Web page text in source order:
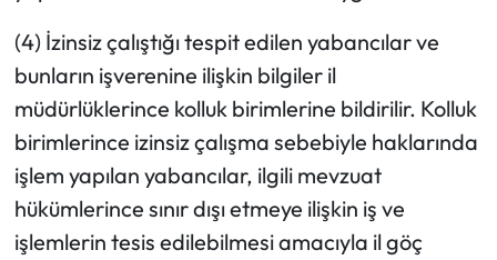
(4) İzinsiz çalıştığı tespit edilen yabancılar ve
bunların işverenine ilişkin bilgiler il
müdürlüklerince kolluk birimlerine bildirilir. Kolluk
birimlerince izinsiz çalışma sebebiyle haklarında
işlem yapılan yabancılar, ilgili mevzuat
hükümlerince sınır dışı etmeye ilişkin iş ve
işlemlerin tesis edilebilmesi amacıyla il göç